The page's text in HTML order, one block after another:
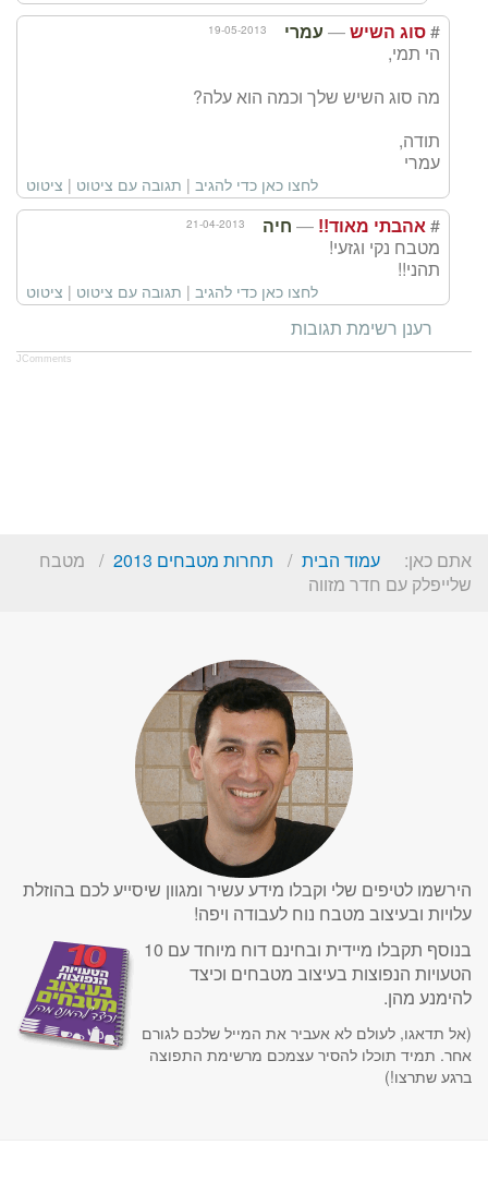
# סוג השיש — עמרי 19-05-2013
הי תמי,
מה סוג השיש שלך וכמה הוא עלה?
תודה,
עמרי
לחצו כאן כדי להגיב | תגובה עם ציטוט | ציטוט
# אהבתי מאוד!! — חיה 21-04-2013
מטבח נקי וגזעי!
תהני!!
לחצו כאן כדי להגיב | תגובה עם ציטוט | ציטוט
רענן רשימת תגובות
JComments
אתם כאן: עמוד הבית תחרות מטבחים 2013
מטבח
שלייפלק עם חדר מזווה
הירשמו לטיפים שלי וקבלו מידע עשיר ומגוון שיסייע לכם בהוזלת
עלויות ובעיצוב מטבח נוח לעבודה ויפה!
בנוסף תקבלו מיידית ובחינם דוח מיוחד עם 10
הטעויות הנפוצות בעיצוב מטבחים וכיצד
להימנע מהן.
(אל תדאגו, לעולם לא אעביר את המייל שלכם לגורם
אחר. תמיד תוכלו להסיר עצמכם מרשימת התפוצה
ברגע שתרצו!)